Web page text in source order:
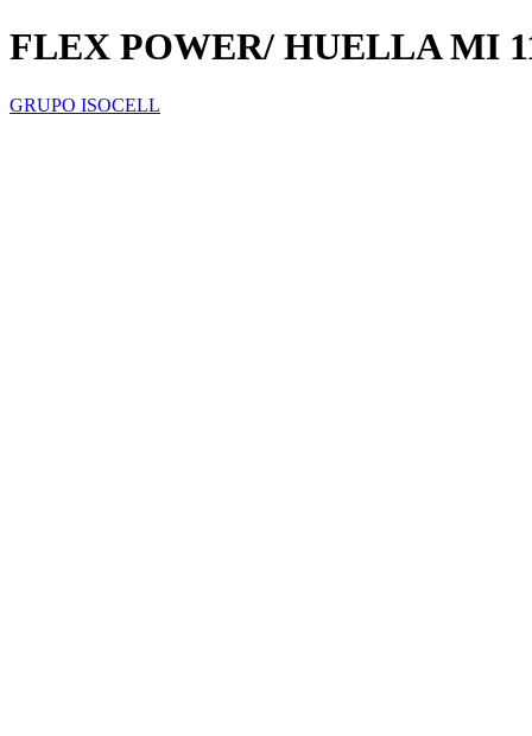
FLEX POWER/ HUELLA MI
GRUPO ISOCELL